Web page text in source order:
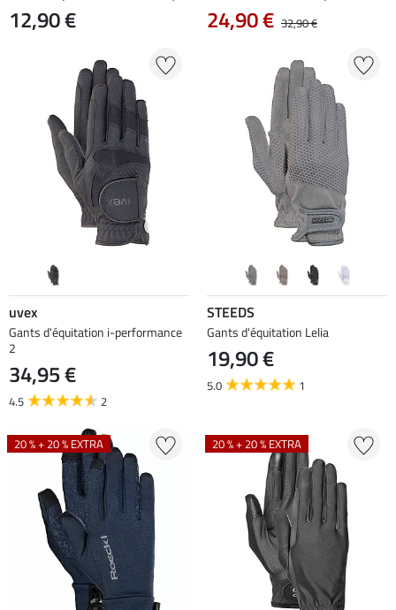
12,90 € 24,90 € 32,90 €
uvex
Gants d'équitation i-performance
2
34,95 €
4.5 2
STEEDS
Gants d'équitation Lelia
19,90 €
5.0 1
20 % + 20 % EXTRA 20 % + 20 % EXTRA